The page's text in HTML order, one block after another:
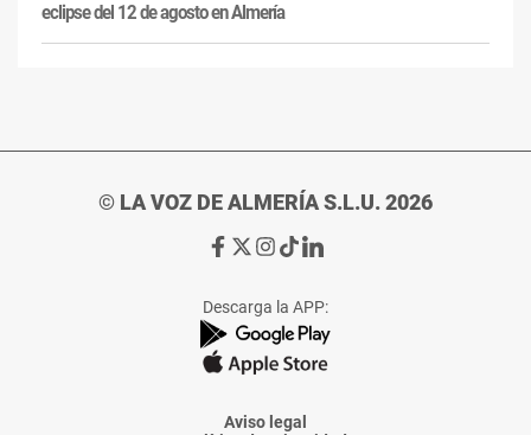
eclipse del 12 de agosto en Almería
© LA VOZ DE ALMERÍA S.L.U. 2026
Ir
de
La
Voz
Almería
Ir
de
La
Voz
Almería
Ir
de
La
Voz
Almería
Ir
de
La
Voz
Almería
Ir
de
La
Voz
Descarga la APP:
Aviso legal